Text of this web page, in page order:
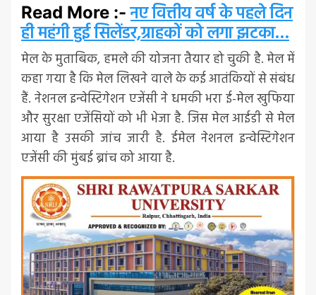
Read More :-नए वित्तीय वर्ष के पहले दिन
ही महंगी हुई सिलेंडर,ग्राहकों को लगा झटका…
मेल के मुताबिक, हमले की योजना तैयार हो चुकी है. मेल में
कहा गया है कि मेल लिखने वाले के कई आतंकियों से संबंध
हैं. नेशनल इन्वेस्टिगेशन एजेंसी ने धमकी भरा ई-मेल खुफिया
और सुरक्षा एजेंसियों को भी भेजा है. जिस मेल आईडी से मेल
आया है उसकी जांच जारी है. ईमेल नेशनल इन्वेस्टिगेशन
एजेंसी की मुंबई ब्रांच को आया है.